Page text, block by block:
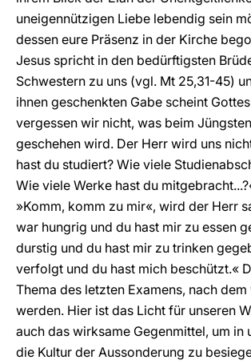
uneigennützigen Liebe lebendig sein
dessen eure Präsenz in der Kirche
Jesus spricht in den bedürftigsten
Schwestern zu uns (vgl. Mt 25,31-45)
ihnen geschenkten Gabe scheint
vergessen wir nicht, was beim
geschehen wird. Der Herr wird uns
hast du studiert? Wie viele
Wie viele Werke hast du
»Komm, komm zu mir«, wird der Herr
war hungrig und du hast mir zu essen
durstig und du hast mir zu trinken
verfolgt und du hast mich beschützt.«
Thema des letzten Examens, nach
werden. Hier ist das Licht für unseren
auch das wirksame Gegenmittel, um in
die Kultur der Aussonderung zu